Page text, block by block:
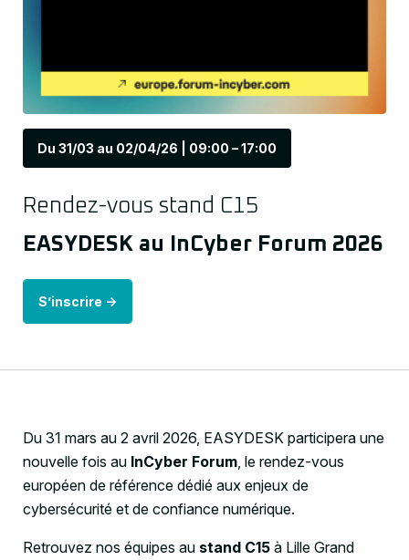
Du 31/03 au 02/04/26 | 09:00 – 17:00
Rendez-vous stand C15
EASYDESK au InCyber Forum 2026
S’inscrire ->
Du 31 mars au 2 avril 2026, EASYDESK participera une
nouvelle fois au InCyber Forum , le rendez-vous
européen de référence dédié aux enjeux de
cybersécurité et de confiance numérique.
Retrouvez nos équipes au stand C15 à Lille Grand